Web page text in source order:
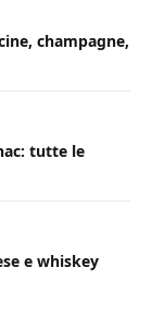
champagne,
tutte le
e whiskey